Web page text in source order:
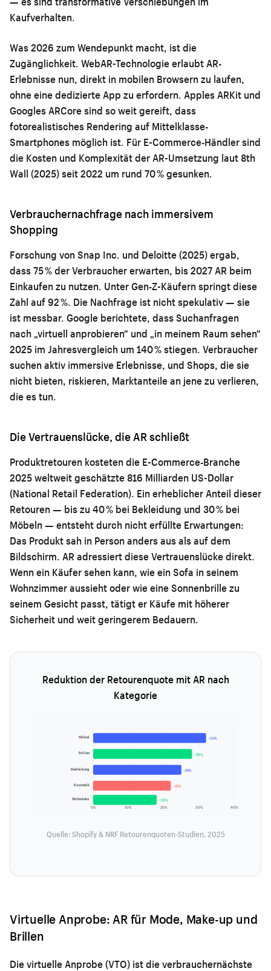
Kaufverhalten.
Was 2026 zum Wendepunkt macht, ist die
Zugänglichkeit. WebAR-Technologie erlaubt AR-
Erlebnisse nun, direkt in mobilen Browsern zu laufen,
ohne eine dedizierte App zu erfordern. Apples ARKit und
Googles ARCore sind so weit gereift, dass
fotorealistisches Rendering auf Mittelklasse-
Smartphones möglich ist. Für E-Commerce-Händler sind
die Kosten und Komplexität der AR-Umsetzung laut 8th
Wall (2025) seit 2022 um rund 70 % gesunken.
Verbrauchernachfrage nach immersivem
Shopping
Forschung von Snap Inc. und Deloitte (2025) ergab,
dass 75 % der Verbraucher erwarten, bis 2027 AR beim
Einkaufen zu nutzen. Unter Gen-Z-Käufern springt diese
Zahl auf 92 %. Die Nachfrage ist nicht spekulativ — sie
ist messbar. Google berichtete, dass Suchanfragen
nach „virtuell anprobieren“ und „in meinem Raum sehen“
2025 im Jahresvergleich um 140 % stiegen. Verbraucher
suchen aktiv immersive Erlebnisse, und Shops, die sie
nicht bieten, riskieren, Marktanteile an jene zu verlieren,
die es tun.
Die Vertrauenslücke, die AR schließt
Produktretouren kosteten die E-Commerce-Branche
2025 weltweit geschätzte 816 Milliarden US-Dollar
(National Retail Federation). Ein erheblicher Anteil dieser
Retouren — bis zu 40 % bei Bekleidung und 30 % bei
Möbeln — entsteht durch nicht erfüllte Erwartungen:
Das Produkt sah in Person anders aus als auf dem
Bildschirm. AR adressiert diese Vertrauenslücke direkt.
Wenn ein Käufer sehen kann, wie ein Sofa in seinem
Wohnzimmer aussieht oder wie eine Sonnenbrille zu
seinem Gesicht passt, tätigt er Käufe mit höherer
Sicherheit und weit geringerem Bedauern.
Reduktion der Retourenquote mit AR nach
Kategorie
0% 10% 20% 30% 40%
Möbel −32%
Brillen −28%
Bekleidung −25%
Kosmetik −22%
Wohndeko −18%
Quelle: Shopify & NRF Retourenquoten-Studien, 2025
Virtuelle Anprobe: AR für Mode, Make-up und
Brillen
Die virtuelle Anprobe (VTO) ist die verbrauchernächste